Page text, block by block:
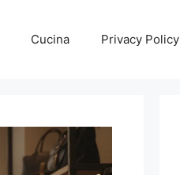
Cucina Privacy Policy